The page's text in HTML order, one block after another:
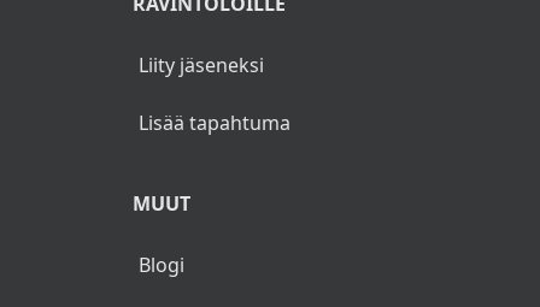
Liity jäseneksi
Lisää tapahtuma
MUUT
Blogi